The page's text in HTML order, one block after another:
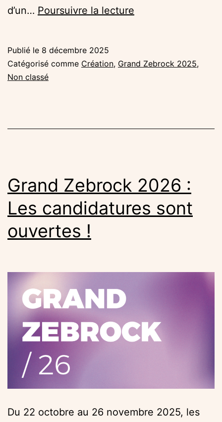
d’un… Poursuivre la lecture
du
se
juste !
Publié le 8 décembre 2025
Catégorisé comme Création, Grand Zebrock 2025,
Non classé
Grand Zebrock 2026 :
Les candidatures sont
ouvertes !
Du 22 octobre au 26 novembre 2025, les